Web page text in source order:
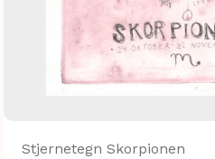
Stjernetegn Skorpionen